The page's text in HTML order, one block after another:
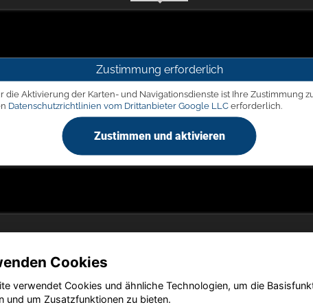
Zustimmung erforderlich
die Aktivierung der Karten- und Navigationsdienste ist Ihre Zustimmung
Datenschutzrichtlinien vom Drittanbieter Google LLCerforderlich.
Zustimmen und aktivieren
Cookies
verwendet Cookies und ähnliche Technologien, um die
und um Zusatzfunktionen zu bieten.